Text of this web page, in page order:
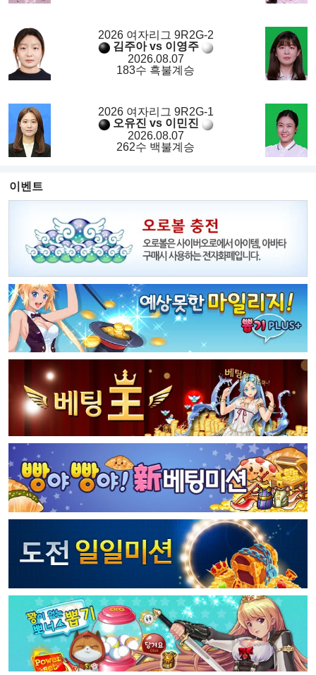
2026 여자리그 9R2G-2
김주아 vs 이영주
2026.08.07
183수 흑불계승
2026 여자리그 9R2G-1
오유진 vs 이민진
2026.08.07
262수 백불계승
이벤트